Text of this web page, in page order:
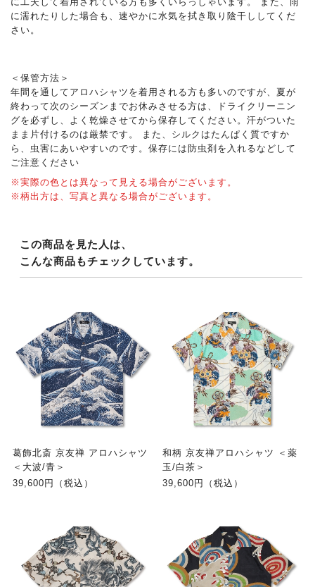
に濡れたりした場合も、速やかに水気を拭き取り陰干ししてくだ
さい。
＜保管方法＞
年間を通してアロハシャツを着用される方も多いのですが、夏が
終わって次のシーズンまでお休みさせる方は、ドライクリーニン
グを必ずし、よく乾燥させてから保存してください。汗がついた
まま片付けるのは厳禁です。 また、シルクはたんぱく質ですか
ら、虫害にあいやすいのです。保存には防虫剤を入れるなどして
ご注意ください
※実際の色とは異なって見える場合がございます。
※柄出方は、写真と異なる場合がございます。
この商品を見た人は、
こんな商品もチェックしています。
葛飾北斎 京友禅 アロハシャツ
＜大波/青＞
39,600円（税込）
和柄 京友禅アロハシャツ ＜薬
玉/白茶＞
39,600円（税込）